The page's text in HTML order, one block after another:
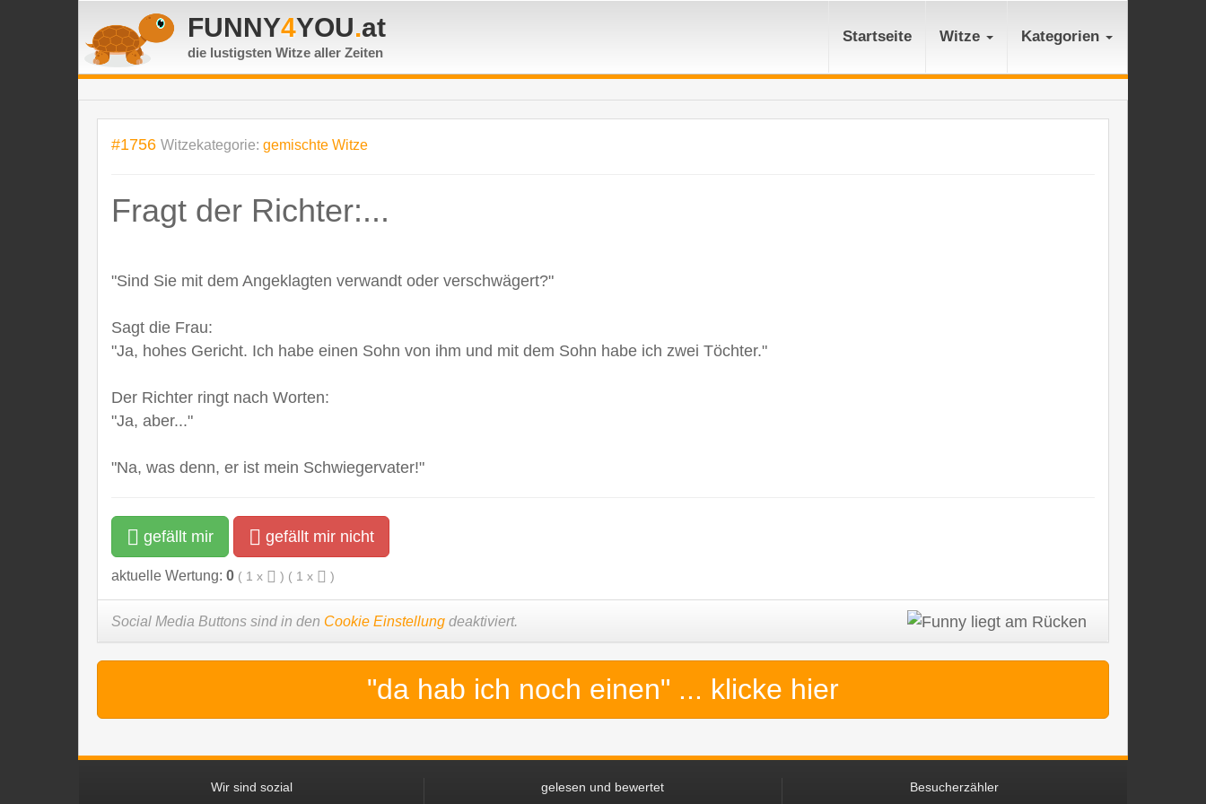
FUNNY4YOU.at
die lustigsten Witze aller Zeiten
Startseite Witze Kategorien
#1756 Witzekategorie: gemischte Witze
Fragt der Richter:...
"Sind Sie mit dem Angeklagten verwandt oder verschwägert?"
Sagt die Frau:
"Ja, hohes Gericht. Ich habe einen Sohn von ihm und mit dem Sohn habe ich zwei Töchter."
Der Richter ringt nach Worten:
"Ja, aber..."
"Na, was denn, er ist mein Schwiegervater!"
gefällt mir gefällt mir nicht
aktuelle Wertung: 0 ( 1 x ) ( 1 x )
Social Media Buttons sind in den Cookie Einstellung deaktiviert.
"da hab ich noch einen" ... klicke hier
Wir sind sozial gelesen und bewertet Besucherzähler